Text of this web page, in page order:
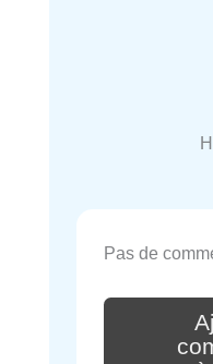
Pas de